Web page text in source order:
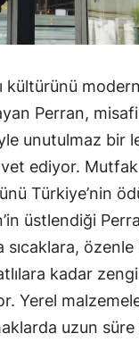
kültürünü
Perran,
unutulmaz bir
ediyor. Mutfak
Türkiye’nin
üstlendiği
özenle
kadar
Yerel
uzun